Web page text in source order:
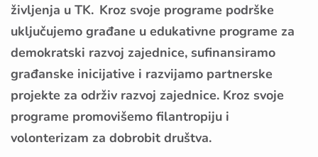
življenja u TK. Kroz svoje programe podrške
uključujemo građane u edukativne programe za
demokratski razvoj zajednice, sufinansiramo
građanske inicijative i razvijamo partnerske
projekte za održiv razvoj zajednice. Kroz svoje
programe promovišemo filantropiju i
volonterizam za dobrobit društva.